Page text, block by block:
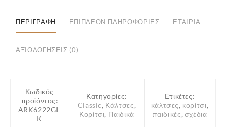
ΠΕΡΙΓΡΑΦΉ ΕΠΙΠΛΈΟΝ ΠΛΗΡΟΦΟΡΊΕΣ ΕΤΑΙΡΊΑ
ΑΞΙΟΛΟΓΉΣΕΙΣ (0)
Κωδικός
προϊόντος:
ARK6222GI-
K
Κατηγορίες:
Classic, Κάλτσες,
Κορίτσι, Παιδικά
Ετικέτες:
κάλτσες, κορίτσι,
παιδικές, σχέδια